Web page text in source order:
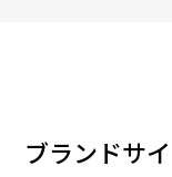
ブランドサ